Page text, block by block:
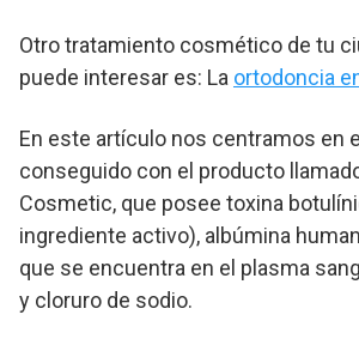
Otro tratamiento cosmético de tu
puede interesar es: La ortodoncia
En este artículo nos centramos en
conseguido con el producto
Cosmetic, que posee toxina
ingrediente activo), albúmina
que se encuentra en el plasma
y cloruro de sodio.